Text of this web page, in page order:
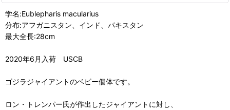
学名:Eublepharis macularius
分布:アフガニスタン、インド、パキスタン
最大全長:28cm
2020年6月入荷 USCB
ゴジラジャイアントのベビー個体です。
ロン・トレンパー氏が作出したジャイアントに対し、